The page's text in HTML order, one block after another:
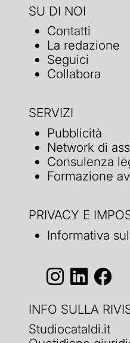
SU DI NOI
Contatti
La redazione
Seguici
Collabora
SERVIZI
Pubblicità
Network di
Consulenza
Formazione
PRIVACY E
Informativa
INFO SULLA
Studiocataldi.it